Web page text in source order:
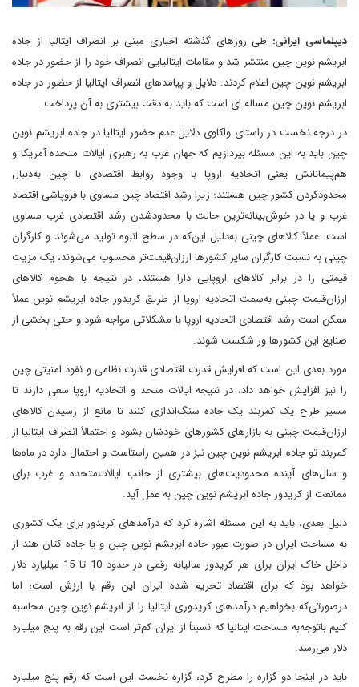
دیپلماسی ایرانی: طی روزهای گذشته اخباری مبنی ‌بر انصراف ایتالیا از جاده
ابریشم نوین چین منتشر شد و مقامات ایتالیایی انصراف خود را از حضور در جاده
ابریشم نوین چین اعلام کردند. دلایل و پیامدهای انصراف ایتالیا از حضور در جاده
ابریشم نوین چین مساله ای است که باید به دقت بیشتری به آن پرداخت.
در درجه نخست در راستای واکاوی دلایل عدم حضور ایتالیا در جاده ابریشم نوین
چین باید به این مسئله بپردازیم که جهان غرب به رهبری ایالات متحده آمریکا و
هم‌پیمانانش یعنی اتحادیه اروپا با وجود روابط اقتصادی با چین به‌دنبال
محدودکردن کشور چین هستند؛ زیرا رشد اقتصاد چین مساوی با فروپاشی اقتصاد
غرب و یا در خوش‌بینانه‌ترین حالت با محدودشدن رشد اقتصادی غرب مساوی
است. عملاً کالاهای چینی به‌دلیل این‌که در سطح انبوه تولید می‌شوند و کارگران
چینی به نسبت کارگران سایر کشورها ارزان‌قیمت‌تر محسوب می‌شوند، یک مزیت
قیمتی را در برابر کالاهای اروپایی دارا هستند، در نتیجه با هجوم کالاهای
ارزان‌قیمت چینی به‌سمت اتحادیه اروپا از طریق کریدور جاده ابریشم نوین عملاً
ممکن است رشد اقتصادی اتحادیه اروپا با مشکلاتی مواجه شود و حتی بخشی از
صنایع این کشورها ور شکست شوند.
مورد بعدی این است که افزایش قدرت اقتصادی قدرت نظامی و نفوذ امنیتی چین
را نیز افزایش خواهد داد، در نتیجه ایالات متحد و اتحادیه اروپا سعی دارند تا
مسیر طرح یک کمربند یک جاده سنگ‌اندازی کنند تا مانع از رسیدن کالاهای
ارزان‌قیمت چینی به بازارهای کشورهای خودشان بشود و احتمالاً انصراف ایتالیا از
کمربند تو جاده ابریشم نوین چین نیز در همین راستاست و احتمال دارد در ماه‌ها
و سال‌های آینده محدودیت‌های بیشتری از جانب ایالات‌متحده و غرب برای
ممانعت از کریدور جاده ابریشم نوین چین به عمل آید.
دلیل بعدی، باید به این مسئله اشاره کرد که درآمدهای کریدور برای یک کشوری
به مساحت ایران در صورت عبور جاده ابریشم نوین چین و یا جاده کتان هند از
داخل خاک ایران برای هر کریدور سالیانه رقمی در حدود 10 تا 15 میلیارد دلار
خواهد بود که برای اقتصاد تحریم شده ایران این رقم با ارزش است؛ اما
درصورتی‌که بخواهیم درآمدهای کریدوری ایتالیا را از ابریشم نوین چین محاسبه
کنیم باتوجه‌به مساحت ایتالیا که نسبتاً از ایران کم‌تر است این رقم به پنج میلیارد
دلار می‌رسد.
باید در اینجا دو گزاره را مطرح کرد، گزاره نخست این است که رقم پنج میلیارد